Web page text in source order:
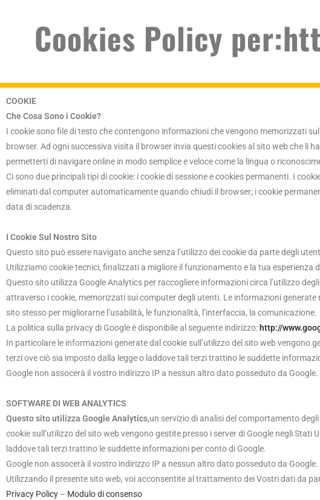
Cookies Policy
COOKIE
Che Cosa Sono i Cookie?
I cookie sono file di testo che contengono informazioni che vengono memorizzati
browser. Ad ogni successiva visita il browser invia questi cookies al sito web che
permetterti di navigare online in modo semplice e veloce come la lingua o
Ci sono due principali tipi di cookie: i cookie di sessione e cookies permanenti. I
eliminati dal computer automaticamente quando chiudi il browser; i cookie
data di scadenza.
I Cookie Sul Nostro Sito
Questo sito può essere navigato anche senza l’utilizzo dei cookie da parte degli
Utilizziamo cookie tecnici, finalizzati a migliore il funzionamento e la tua esperienza
Questo sito utilizza Google Analytics per raccogliere informazioni circa l’utilizzo
attraverso i cookie, memorizzati sui computer degli utenti. Le informazioni
sito stesso per migliorarne l’usabilità, le funzionalità, l’interfaccia, la comunicazione.
La politica sulla privacy di Google è disponibile al seguente indirizzo: http://
In particolare le informazioni generate dal cookie sull’utilizzo del sito web vengono
terzi ove ciò sia imposto dalla legge o laddove tali terzi trattino le suddette
Google non assocerà il vostro indirizzo IP a nessun altro dato posseduto da Google.
SOFTWARE DI WEB ANALYTICS
Questo sito utilizza Google Analytics,un servizio di analisi del comportamento
cookie sull’utilizzo del sito web vengono gestite presso i server di Google negli
laddove tali terzi trattino le suddette informazioni per conto di Google.
Google non assocerà il vostro indirizzo IP a nessun altro dato posseduto da
Utilizzando il presente sito web, voi acconsentite al trattamento dei Vostri dati da
Privacy Policy – Modulo di consenso